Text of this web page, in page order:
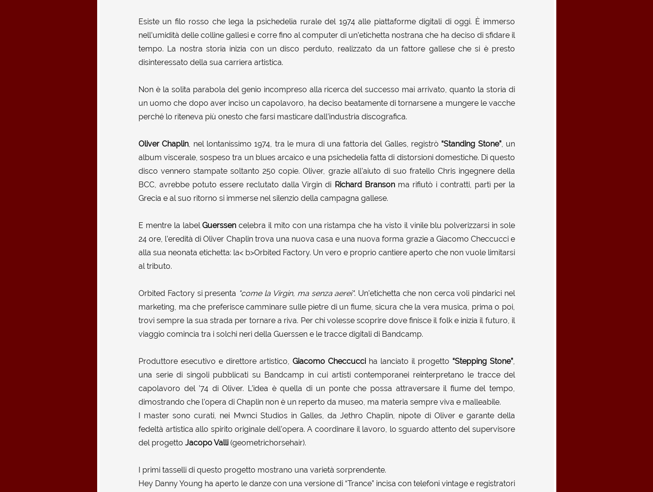
Esiste un filo rosso che lega la psichedelia rurale del 1974 alle piattaforme digitali di oggi. È immerso
nell’umidità delle colline gallesi e corre fino al computer di un’etichetta nostrana che ha deciso di sfidare il
tempo. La nostra storia inizia con un disco perduto, realizzato da un fattore gallese che si è presto
disinteressato della sua carriera artistica.
Non è la solita parabola del genio incompreso alla ricerca del successo mai arrivato, quanto la storia di
un uomo che dopo aver inciso un capolavoro, ha deciso beatamente di tornarsene a mungere le vacche
perché lo riteneva più onesto che farsi masticare dall’industria discografica.
Oliver Chaplin, nel lontanissimo 1974, tra le mura di una fattoria del Galles, registrò “Standing Stone”, un
album viscerale, sospeso tra un blues arcaico e una psichedelia fatta di distorsioni domestiche. Di questo
disco vennero stampate soltanto 250 copie. Oliver, grazie all’aiuto di suo fratello Chris ingegnere della
BCC, avrebbe potuto essere reclutato dalla Virgin di Richard Bransonma rifiutò i contratti, partì per la
Grecia e al suo ritorno si immerse nel silenzio della campagna gallese.
E mentre la labelGuerssen celebra il mito con una ristampa che ha visto il vinile blu polverizzarsi in sole
24 ore, l’eredità di Oliver Chaplin trova una nuova casa e una nuova forma grazie a Giacomo Checcucci e
alla sua neonata etichetta: la< b>Orbited Factory. Un vero e proprio cantiere aperto che non vuole limitarsi
al tributo.
Orbited Factory si presenta "come la Virgin, ma senza aerei". Un’etichetta che non cerca voli pindarici nel
marketing, ma che preferisce camminare sulle pietre di un fiume, sicura che la vera musica, prima o poi,
trovi sempre la sua strada per tornare a riva. Per chi volesse scoprire dove finisce il folk e inizia il futuro, il
viaggio comincia tra i solchi neri della Guerssen e le tracce digitali di Bandcamp.
Produttore esecutivo e direttore artistico, Giacomo Checcucci ha lanciato il progetto “Stepping Stone”,
una serie di singoli pubblicati su Bandcamp in cui artisti contemporanei reinterpretano le tracce del
capolavoro del ’74 di Oliver. L’idea è quella di un ponte che possa attraversare il fiume del tempo,
dimostrando che l’opera di Chaplin non è un reperto da museo, ma materia sempre viva e malleabile.
I master sono curati, nei Mwnci Studios in Galles, da Jethro Chaplin, nipote di Oliver e garante della
fedeltà artistica allo spirito originale dell’opera. A coordinare il lavoro, lo sguardo attento del supervisore
del progetto Jacopo Valli (geometrichorsehair).
I primi tasselli di questo progetto mostrano una varietà sorprendente.
Hey Danny Young ha aperto le danze con una versione di “Trance” incisa con telefoni vintage e registratori